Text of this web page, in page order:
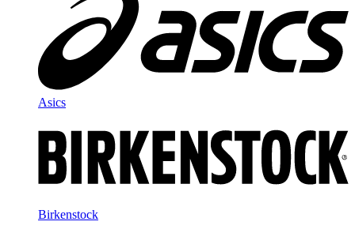
Asics
Birkenstock